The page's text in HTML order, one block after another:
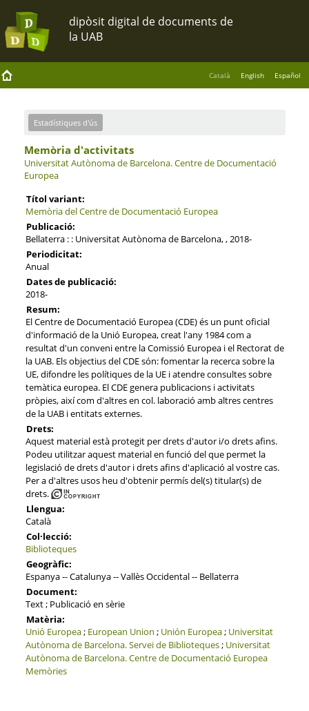
Català English Español
Estadístiques d'ús
Memòria d'activitats
Universitat Autònoma de Barcelona.Centre de Documentació
Europea
Títol variant:
Memòria del Centre de Documentació Europea
Publicació:
Bellaterra : : Universitat Autònoma de Barcelona, , 2018-
Periodicitat:
Anual
Dates de publicació:
2018-
Resum:
El Centre de Documentació Europea (CDE) és un punt oficial
d'informació de la Unió Europea, creat l'any 1984 com a
resultat d'un conveni entre la Comissió Europea i el Rectorat de
la UAB. Els objectius del CDE són: fomentar la recerca sobre la
UE, difondre les polítiques de la UE i atendre consultes sobre
temàtica europea. El CDE genera publicacions i activitats
pròpies, així com d'altres en col. laboració amb altres centres
de la UAB i entitats externes.
Drets:
Aquest material està protegit per drets d'autor i/o drets afins.
Podeu utilitzar aquest material en funció del que permet la
legislació de drets d'autor i drets afins d'aplicació al vostre cas.
Per a d'altres usos heu d'obtenir permís del(s) titular(s) de
drets.
Llengua:
Català
Col·lecció:
Biblioteques
Geogràfic:
Espanya -- Catalunya -- Vallès Occidental -- Bellaterra
Document:
Text ; Publicació en sèrie
Matèria:
Unió Europea; European Union ; Unión Europea; Universitat
Autònoma de Barcelona.Servei de Biblioteques; Universitat
Autònoma de Barcelona.Centre de Documentació Europea
Memòries